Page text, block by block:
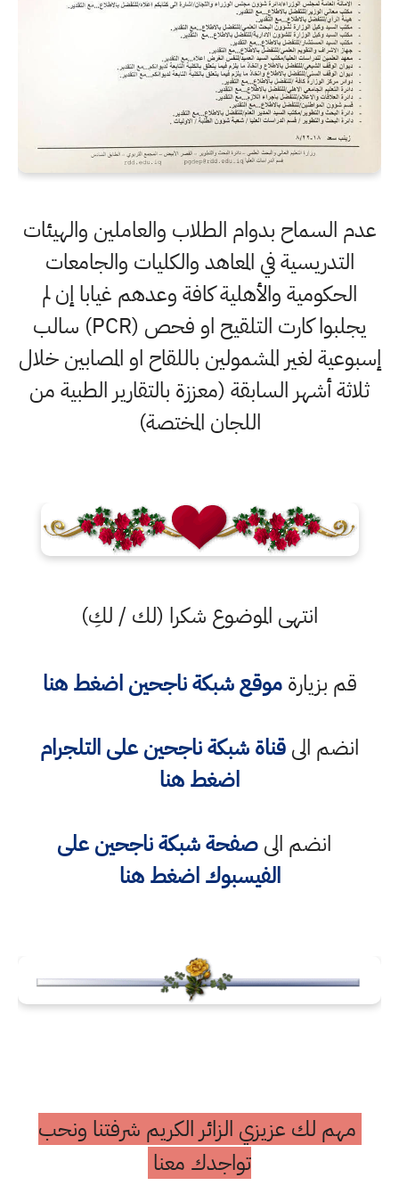
عدم السماح بدوام الطلاب والعاملين والهيئات
التدريسية في المعاهد والكليات والجامعات
الحكومية والأهلية كافة وعدهم غيابا إن لم
يجلبوا كارت التلقيح او فحص (PCR) سالب
إسبوعية لغير المشمولين باللقاح او المصابين خلال
ثلاثة أشهر السابقة (معززة بالتقارير الطبية من
اللجان المختصة)
انتهى الموضوع شكرا (لك / لكِ)
قم بزيارةموقع شبكة ناجحين اضغط هنا
انضم الىقناة شبكة ناجحين على التلجرام
اضغط هنا
انضم الىصفحة شبكة ناجحين على
الفيسبوك اضغط هنا
مهم لك عزيزي الزائر الكريم شرفتنا ونحب
تواجدك معنا